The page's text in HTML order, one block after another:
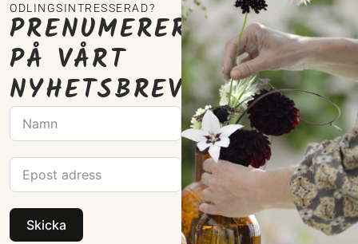
ODLINGSINTRESSERAD?
PRENUMERERA
PÅ VÅRT
NYHETSBREV
Skicka